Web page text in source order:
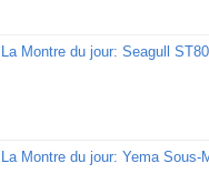
La Montre du jour: Seagull
La Montre du jour: Yema